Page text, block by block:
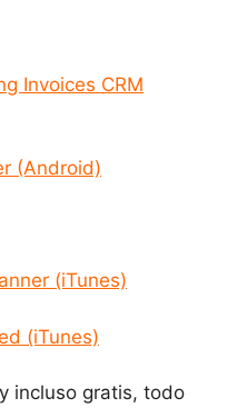
Invoices CRM
(Android)
(iTunes)
(iTunes)
incluso gratis, todo